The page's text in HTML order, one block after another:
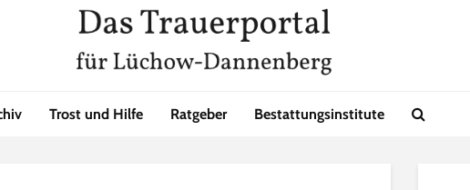
Trost und Hilfe Ratgeber Bestattungsinstitute